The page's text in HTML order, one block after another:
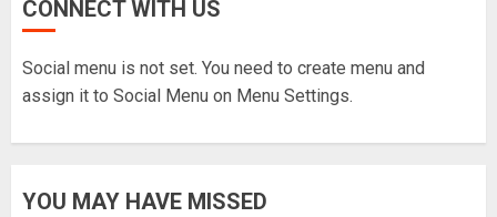
के शशांकको नेतृत्वमा बन्दै छ नयाँ दल ?
: मिस नेपाल दीपमाला ढकाल
CONNECT WITH US
Social menu is not set. You need to create menu and
assign it to Social Menu on Menu Settings.
YOU MAY HAVE MISSED